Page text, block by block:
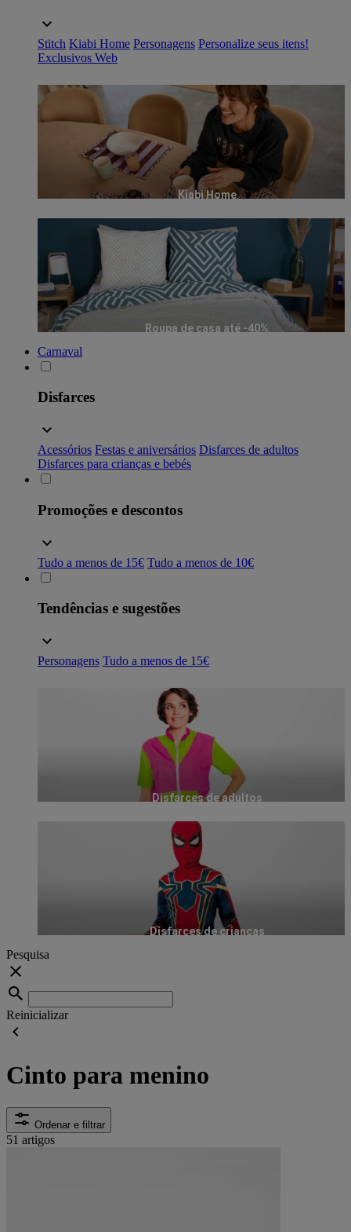
Stitch Kiabi Home Personagens Personalize seus itens!
Exclusivos Web
Kiabi Home
Roupa de casa até -40%
Carnaval
Disfarces
Acessórios Festas e aniversários Disfarces de adultos
Disfarces para crianças e bebés
Promoções e descontos
Tudo a menos de 15€ Tudo a menos de 10€
Tendências e sugestões
Personagens Tudo a menos de 15€
Disfarces de adultos
Disfarces de crianças
Pesquisa
Reinicializar
Cinto para menino
Ordenar e filtrar
51 artigos